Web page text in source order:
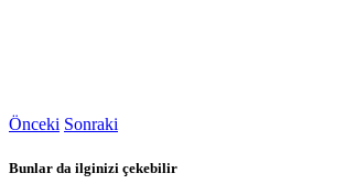
Önceki Sonraki
Bunlar da ilginizi çekebilir